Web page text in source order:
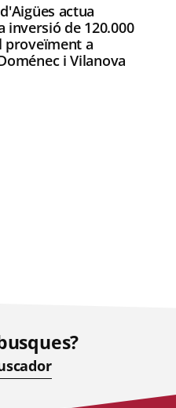
actua
inversió de 120.000
proveïment a
i Vilanova